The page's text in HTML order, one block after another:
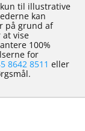
til illustrative
kan
på grund af
vise
100%
for
8642 8511 eller